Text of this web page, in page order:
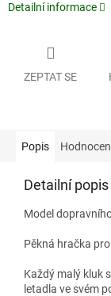
Detailní informace
ZEPTAT SE
Popis
Detailní
Model
Pěkná hračka
Každý malý kluk
letadla ve svém